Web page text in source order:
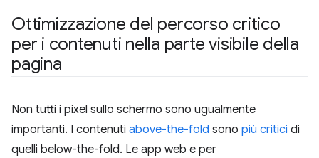
Ottimizzazione del percorso critico
per i contenuti nella parte visibile della
pagina
Non tutti i pixel sullo schermo sono ugualmente
importanti. I contenuti above-the-fold sono più critici di
quelli below-the-fold. Le app web e per